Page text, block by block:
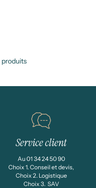
produits
Service client
Au 01 34 24 50 90
Choix 1. Conseil et devis,
Choix 2. Logistique
Choix 3. SAV